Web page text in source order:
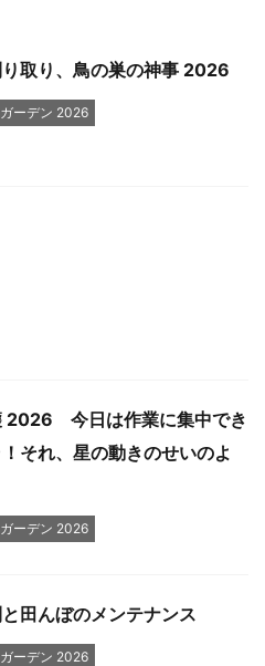
取り、鳥の巣の神事 2026
ーデン 2026
2026 今日は作業に集中でき
それ、星の動きのせいのよ
ーデン 2026
田んぼのメンテナンス
ーデン 2026